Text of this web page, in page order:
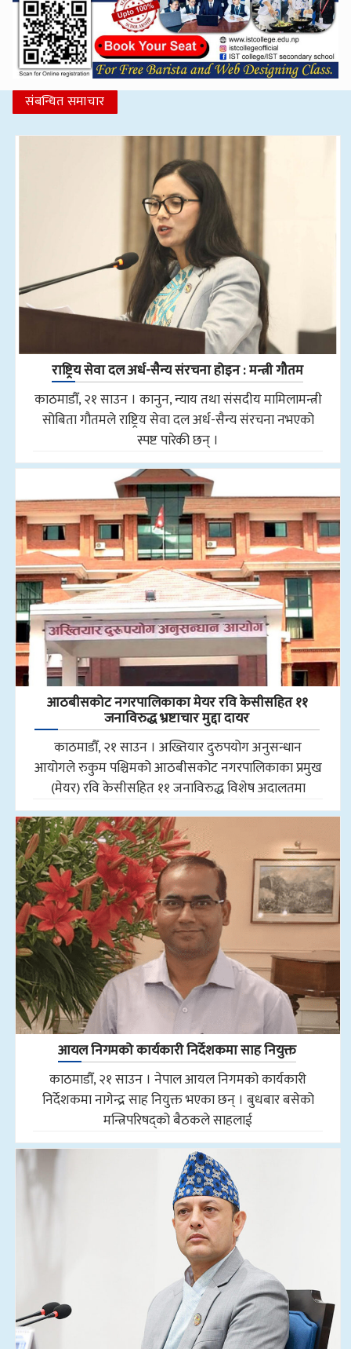
संबन्धित समाचार
राष्ट्रिय सेवा दल अर्ध-सैन्य संरचना होइन : मन्त्री गौतम
काठमाडौँ, २१ साउन । कानुन, न्याय तथा संसदीय मामिलामन्त्री
सोबिता गौतमले राष्ट्रिय सेवा दल अर्ध-सैन्य संरचना नभएको
स्पष्ट पारेकी छन् ।
आठबीसकोट नगरपालिकाका मेयर रवि केसीसहित ११
जनाविरुद्ध भ्रष्टाचार मुद्दा दायर
काठमाडौँ, २१ साउन । अख्तियार दुरुपयोग अनुसन्धान
आयोगले रुकुम पश्चिमको आठबीसकोट नगरपालिकाका प्रमुख
(मेयर) रवि केसीसहित ११ जनाविरुद्ध विशेष अदालतमा
आयल निगमको कार्यकारी निर्देशकमा साह नियुक्त
काठमाडौँ, २१ साउन । नेपाल आयल निगमको कार्यकारी
निर्देशकमा नागेन्द्र साह नियुक्त भएका छन् । बुधबार बसेको
मन्त्रिपरिषद्को बैठकले साहलाई